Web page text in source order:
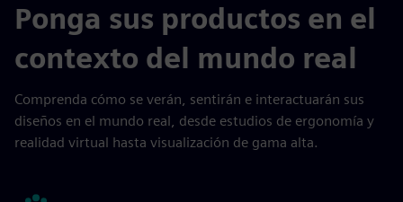
Ponga sus productos en el
contexto del mundo real
Comprenda cómo se verán, sentirán e interactuarán sus
diseños en el mundo real, desde estudios de ergonomía y
realidad virtual hasta visualización de gama alta.